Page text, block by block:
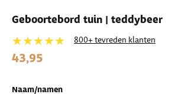
Geboortebord tuin | teddybeer
★★★★★ 800+ tevreden klanten
43,95
Naam/namen